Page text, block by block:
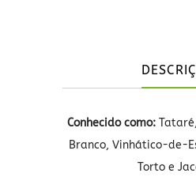
Conhecido como:
Branco, Vinhático-de-
Torto e